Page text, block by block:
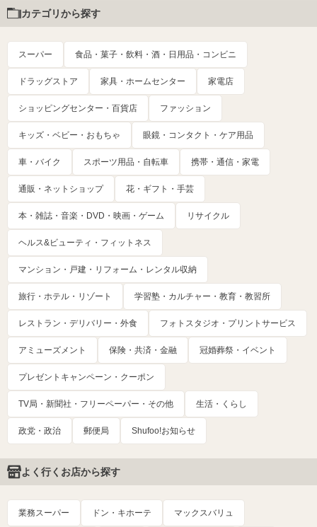
カテゴリから探す
スーパー 食品・菓子・飲料・酒・日用品・コンビニ
ドラッグストア 家具・ホームセンター 家電店
ショッピングセンター・百貨店 ファッション
キッズ・ベビー・おもちゃ 眼鏡・コンタクト・ケア用品
車・バイク スポーツ用品・自転車 携帯・通信・家電
通販・ネットショップ 花・ギフト・手芸
本・雑誌・音楽・DVD・映画・ゲーム リサイクル
ヘルス&ビューティ・フィットネス
マンション・戸建・リフォーム・レンタル収納
旅行・ホテル・リゾート 学習塾・カルチャー・教育・教習所
レストラン・デリバリー・外食 フォトスタジオ・プリントサービス
アミューズメント 保険・共済・金融 冠婚葬祭・イベント
プレゼントキャンペーン・クーポン
TV局・新聞社・フリーペーパー・その他 生活・くらし
政党・政治 郵便局 Shufoo!お知らせ
よく行くお店から探す
業務スーパー ドン・キホーテ マックスバリュ